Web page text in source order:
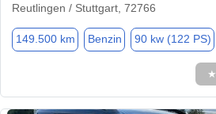
Reutlingen / Stuttgart, 72766
149.500 km Benzin 90 kw (122 PS)
★